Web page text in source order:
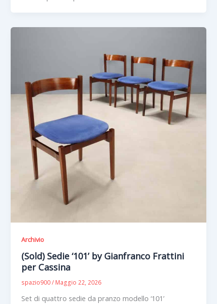
Archivio
(Sold) Sedie ‘101’ by Gianfranco Frattini
per Cassina
spazio900/ Maggio 22, 2026
Set di quattro sedie da pranzo modello ‘101’